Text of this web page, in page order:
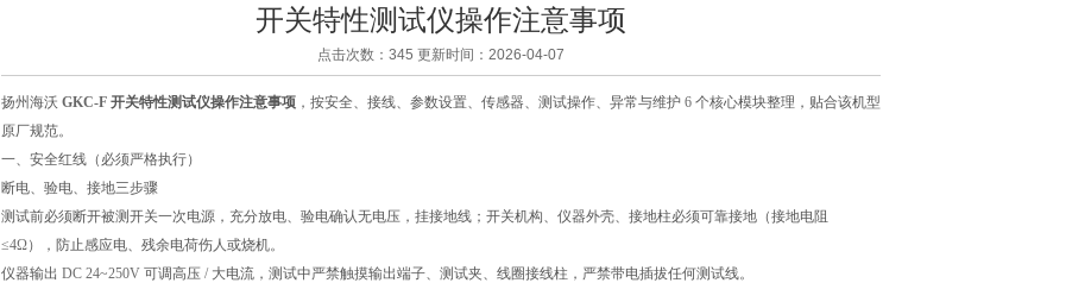
开关特性测试仪操作注意事项
点击次数：345 更新时间：2026-04-07
扬州海沃 GKC-F 开关特性测试仪操作注意事项 ，按安全、接线、参数设置、传感器、测试操作、异常与维护 6 个核心模块整理，贴合该机型
原厂规范。
一、安全红线（必须严格执行）
断电、验电、接地三步骤
测试前必须断开被测开关一次电源，充分放电、验电确认无电压，挂接地线；开关机构、仪器外壳、接地柱必须可靠接地（接地电阻
≤4Ω），防止感应电、残余电荷伤人或烧机。
仪器输出 DC 24~250V 可调高压 / 大电流，测试中严禁触摸输出端子、测试夹、线圈接线柱，严禁带电插拔任何测试线。